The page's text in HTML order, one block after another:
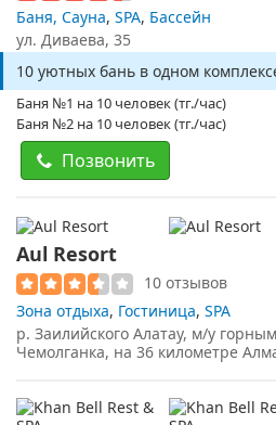
Баня, Сауна, SPA, Бассейн
ул. Диваева, 35
10 уютных бань в одном
Баня №1 на 10 человек (тг./час)
Баня №2 на 10 человек (тг./час)
Позвонить
Aul Resort
10 отзывов
Зона отдыха, Гостиница, SPA
р. Заилийского Алатау, м/у
Чемолганка, на 36 километре